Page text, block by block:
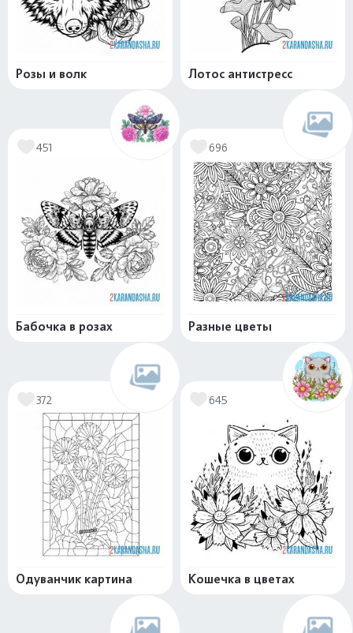
Розы и волк Лотос антистресс
451
Бабочка в розах
696
Разные цветы
372
Одуванчик картина
645
Кошечка в цветах